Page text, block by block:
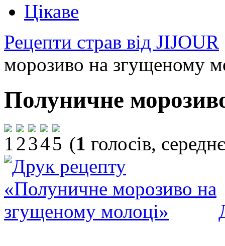
Цікаве
Рецепти страв від JIJOUR
морозиво на згущеному
Полуничне
(1 голосів,